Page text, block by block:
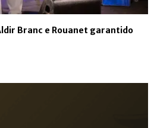
Branc e Rouanet garantido